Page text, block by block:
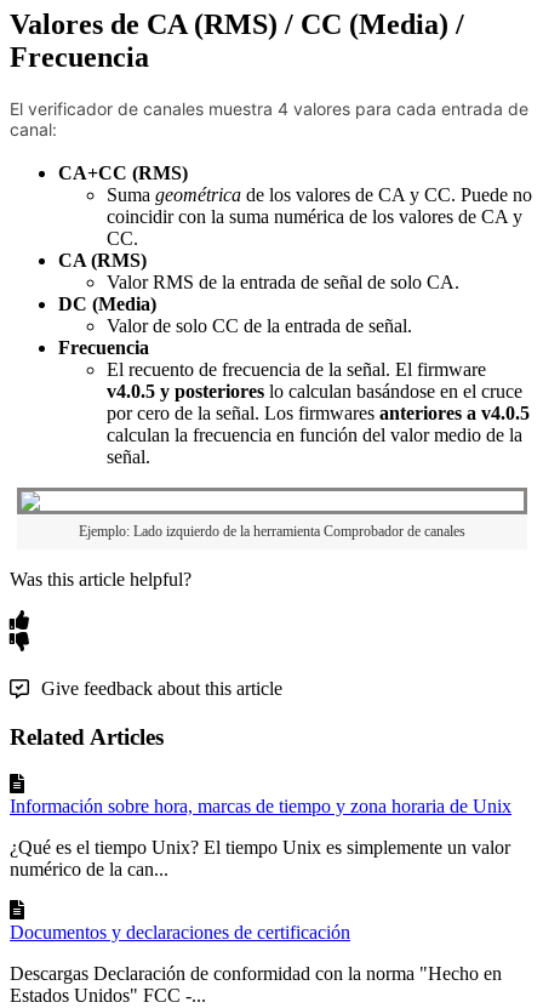
Valores de CA (RMS) / CC (Media) /
Frecuencia
El verificador de canales muestra 4 valores para cada entrada de
canal:
CA+CC (RMS)
Suma geométrica de los valores de CA y CC. Puede no
coincidir con la suma numérica de los valores de CA y
CC.
CA (RMS)
Valor RMS de la entrada de señal de solo CA.
DC (Media)
Valor de solo CC de la entrada de señal.
Frecuencia
El recuento de frecuencia de la señal. El firmware
v4.0.5 y posteriores lo calculan basándose en el cruce
por cero de la señal. Los firmwares anteriores a v4.0.5
calculan la frecuencia en función del valor medio de la
señal.
Ejemplo: Lado izquierdo de la herramienta Comprobador de canales
Was this article helpful?
Give feedback about this article
Related Articles
Información sobre hora, marcas de tiempo y zona horaria de Unix
¿Qué es el tiempo Unix? El tiempo Unix es simplemente un valor
numérico de la can...
Documentos y declaraciones de certificación
Descargas Declaración de conformidad con la norma "Hecho en
Estados Unidos" FCC -...